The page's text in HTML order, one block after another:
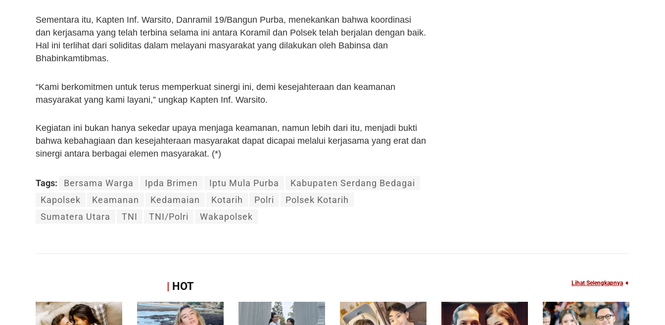
Sementara itu, Kapten Inf. Warsito, Danramil 19/Bangun Purba, menekankan bahwa koordinasi
dan kerjasama yang telah terbina selama ini antara Koramil dan Polsek telah berjalan dengan baik.
Hal ini terlihat dari soliditas dalam melayani masyarakat yang dilakukan oleh Babinsa dan
Bhabinkamtibmas.
“Kami berkomitmen untuk terus memperkuat sinergi ini, demi kesejahteraan dan keamanan
masyarakat yang kami layani,” ungkap Kapten Inf. Warsito.
Kegiatan ini bukan hanya sekedar upaya menjaga keamanan, namun lebih dari itu, menjadi bukti
bahwa kebahagiaan dan kesejahteraan masyarakat dapat dicapai melalui kerjasama yang erat dan
sinergi antara berbagai elemen masyarakat. (*)
Tags: Bersama Warga Ipda Brimen Iptu Mula Purba
Kabupaten Serdang Bedagai
Kapolsek
Keamanan Kedamaian Kotarih Polri
Polsek Kotarih
Sumatera Utara
TNI TNI/Polri Wakapolsek
| HOT Lihat Selengkapnya ➧